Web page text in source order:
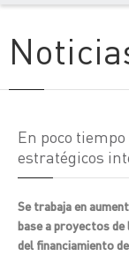
En poco
estratégicos
Se trabaja en
base a proyectos de
del financiamiento